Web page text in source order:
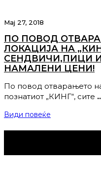
Мај 27, 2018
ПО ПОВОД
ЛОКАЦИЈА НА
СЕНДВИЧИ,ПИЦИ
НАМАЛЕНИ ЦЕНИ!
По повод отварањето
познатиот „КИНГ“, сите
Види повеќе